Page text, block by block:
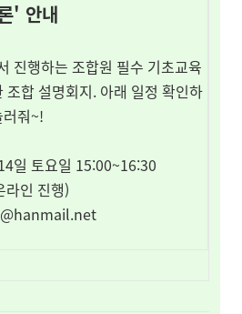
' 안내
진행하는 조합원 필수 기초교육
조합 설명회지. 아래 일정 확인하
줘~!
일 토요일 15:00~16:30
인 진행)